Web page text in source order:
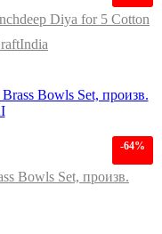
Diya for 5 Cotton
-64%
Bowls Set, произв.